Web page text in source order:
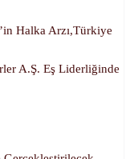
Halka Arzı,Türkiye
A.Ş. Eş Liderliğinde